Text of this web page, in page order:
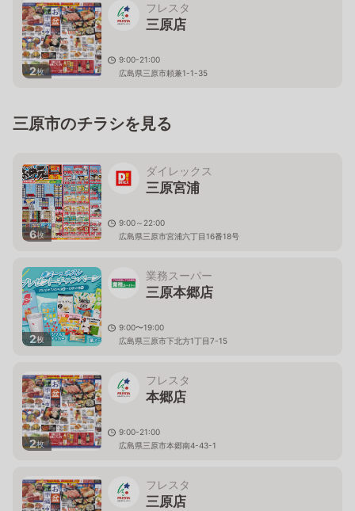
2枚
フレスタ
三原店
9:00-21:00
広島県三原市頼兼1-1-35
三原市のチラシを見る
6枚
ダイレックス
三原宮浦
9:00～22:00
広島県三原市宮浦六丁目16番18号
2枚
業務スーパー
三原本郷店
9:00〜19:00
広島県三原市下北方1丁目7-15
2枚
フレスタ
本郷店
9:00-21:00
広島県三原市本郷南4-43-1
フレスタ
三原店